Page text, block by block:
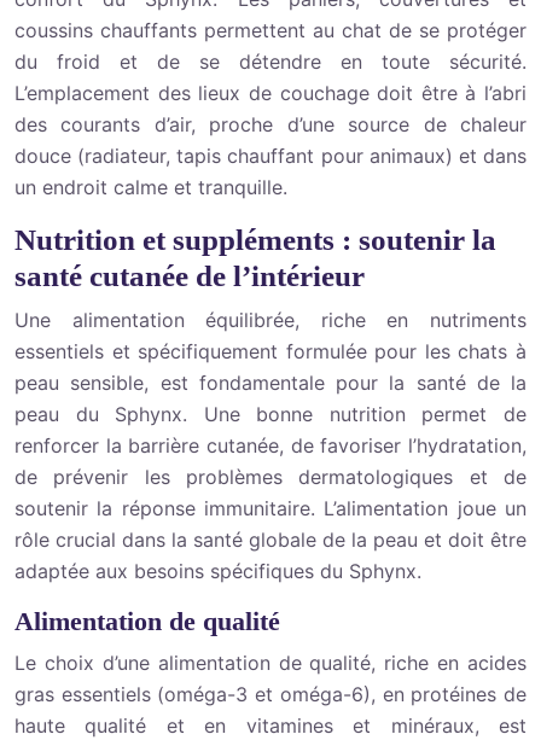
coussins chauffants permettent au chat de se protéger
du froid et de se détendre en toute sécurité.
L’emplacement des lieux de couchage doit être à l’abri
des courants d’air, proche d’une source de chaleur
douce (radiateur, tapis chauffant pour animaux) et dans
un endroit calme et tranquille.
Nutrition et suppléments : soutenir la
santé cutanée de l’intérieur
Une alimentation équilibrée, riche en nutriments
essentiels et spécifiquement formulée pour les chats à
peau sensible, est fondamentale pour la santé de la
peau du Sphynx. Une bonne nutrition permet de
renforcer la barrière cutanée, de favoriser l’hydratation,
de prévenir les problèmes dermatologiques et de
soutenir la réponse immunitaire. L’alimentation joue un
rôle crucial dans la santé globale de la peau et doit être
adaptée aux besoins spécifiques du Sphynx.
Alimentation de qualité
Le choix d’une alimentation de qualité, riche en acides
gras essentiels (oméga-3 et oméga-6), en protéines de
haute qualité et en vitamines et minéraux, est